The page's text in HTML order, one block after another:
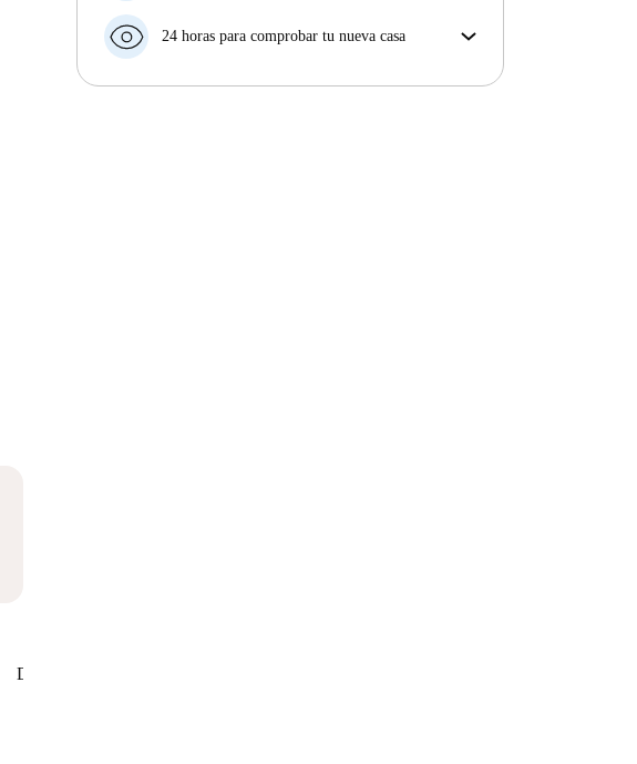
horas previas a la fecha de entrada, Spotahome A) te
el hotel hasta que encuentres nueva casa o B) te hará
24 horas para comprobar tu nueva casa
Disponibilidades